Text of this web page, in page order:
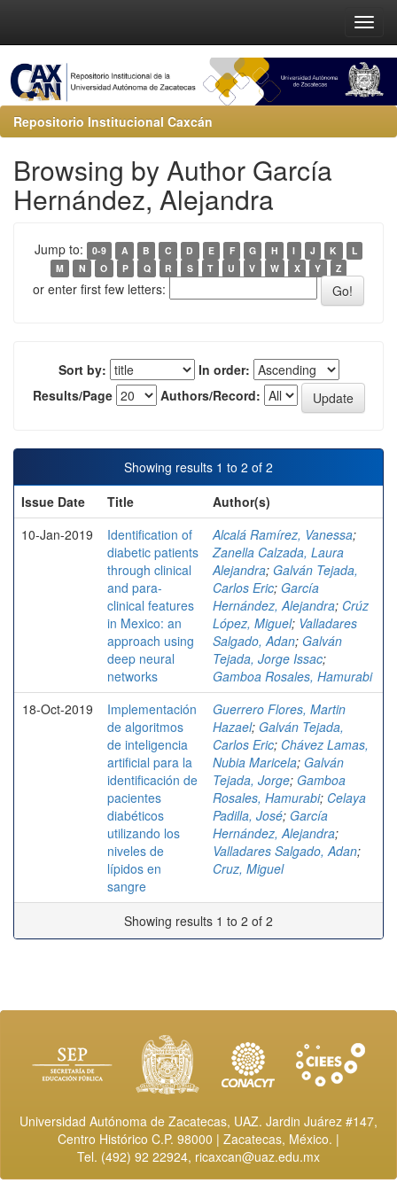
Repositorio Institucional Caxcán
Browsing by Author García
Hernández, Alejandra
Jump to: 0-9 A B C D E F G H I J K
L
M
N O P Q R S T U V W X Y Z
or enter first few letters:
Sort by:
In order:
Results/Page
Authors/Record:
Showing results 1 to 2 of 2
Issue Date
Title
Author(s)
10-Jan-2019
Identification of
diabetic patients
through clinical
and para-
clinical features
in Mexico: an
approach using
deep neural
networks
Alcalá Ramírez, Vanessa;
Zanella Calzada, Laura
Alejandra; Galván Tejada,
Carlos Eric; García
Hernández, Alejandra; Crúz
López, Miguel; Valladares
Salgado, Adan; Galván
Tejada, Jorge Issac;
Gamboa Rosales, Hamurabi
18-Oct-2019
Implementación
de algoritmos
de inteligencia
artificial para la
identificación de
pacientes
diabéticos
utilizando los
niveles de
lípidos en
sangre
Guerrero Flores, Martin
Hazael; Galván Tejada,
Carlos Eric; Chávez Lamas,
Nubia Maricela; Galván
Tejada, Jorge; Gamboa
Rosales, Hamurabi; Celaya
Padilla, José; García
Hernández, Alejandra;
Valladares Salgado, Adan;
Cruz, Miguel
Showing results 1 to 2 of 2
Universidad Autónoma de Zacatecas, UAZ. Jardin Juárez #147,
Centro Histórico C.P. 98000 | Zacatecas, México. |
Tel. (492) 92 22924, ricaxcan@uaz.edu.mx